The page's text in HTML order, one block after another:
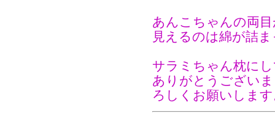
あんこちゃんの両
見えるのは綿が詰
サラミちゃん枕に
ありがとうござい
ろしくお願いしま